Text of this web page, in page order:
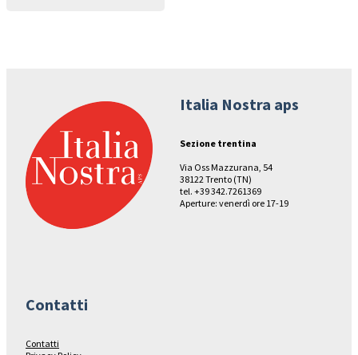
Italia Nostra aps
Sezione trentina
Via Oss Mazzurana, 54
38122 Trento (TN)
tel. +39 342.7261369
Aperture: venerdì ore 17-19
Contatti
Contatti